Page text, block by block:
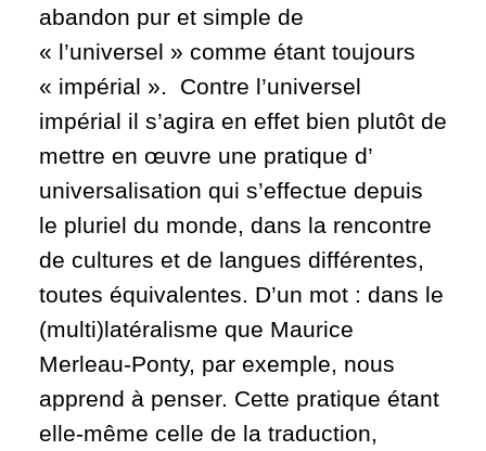
abandon pur et simple de
« l’universel » comme étant toujours
« impérial ». Contre l’universel
impérial il s’agira en effet bien plutôt de
mettre en œuvre une pratique d’
universalisation qui s’effectue depuis
le pluriel du monde, dans la rencontre
de cultures et de langues différentes,
toutes équivalentes. D’un mot : dans le
(multi)latéralisme que Maurice
Merleau-Ponty, par exemple, nous
apprend à penser. Cette pratique étant
elle-même celle de la traduction,